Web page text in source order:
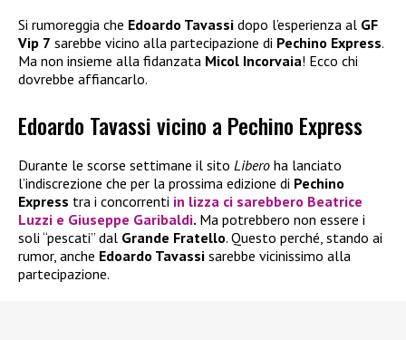
Si rumoreggia che Edoardo Tavassi dopo l’esperienza al GF
Vip 7 sarebbe vicino alla partecipazione di Pechino Express.
Ma non insieme alla fidanzata Micol Incorvaia! Ecco chi
dovrebbe affiancarlo.
Edoardo Tavassi vicino a Pechino Express
Durante le scorse settimane il sito Libero ha lanciato
l’indiscrezione che per la prossima edizione di Pechino
Express tra i concorrenti in lizza ci sarebbero Beatrice
Luzzi e Giuseppe Garibaldi. Ma potrebbero non essere i
soli “pescati” dal Grande Fratello. Questo perché, stando ai
rumor, anche Edoardo Tavassi sarebbe vicinissimo alla
partecipazione.